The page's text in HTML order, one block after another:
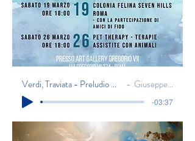
Verdi, Traviata - Preludio Atto III (sco Giuseppe Verdi
-03:37